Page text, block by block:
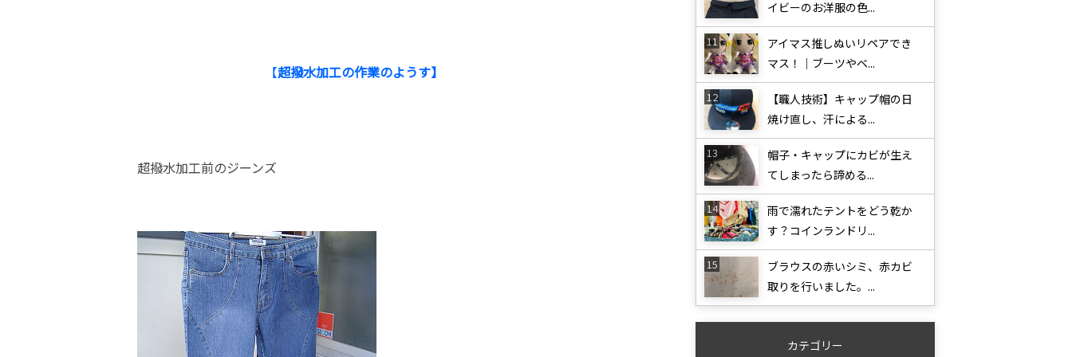
【超撥水加工の作業のようす】
超撥水加工前のジーンズ
イビーのお洋服の色...
アイマス推しぬいリペアでき
マス！｜ブーツやベ...
【職人技術】キャップ帽の日
焼け直し、汗による...
帽子・キャップにカビが生え
てしまったら諦める...
雨で濡れたテントをどう乾か
す？コインランドリ...
ブラウスの赤いシミ、赤カビ
取りを行いました。...
カテゴリー